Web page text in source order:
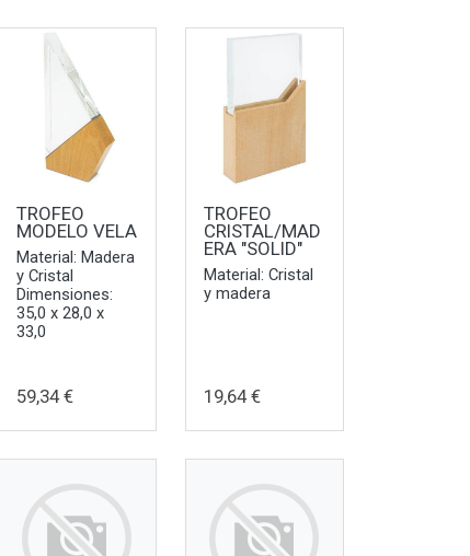
TROFEO
MODELO VELA
Material: Madera
y Cristal
Dimensiones:
35,0 x 28,0 x
33,0
59,34 €
TROFEO
CRISTAL/MAD
ERA "SOLID"
Material: Cristal
y madera
19,64 €